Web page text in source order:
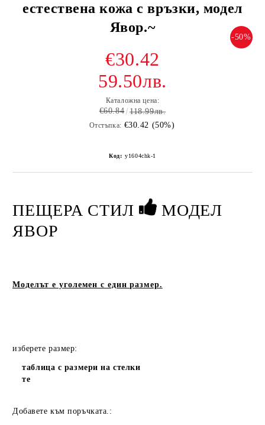
естествена кожа с връзки, модел
Явор.~
-50%
€30.42
59.50лв.
Каталожна цена:
€60.84 118.99лв.
Отстъпка: €30.42 (50%)
Код: y1604chk-1
ПЕЩЕРА СТИЛ
МОДЕЛ
ЯВОР
Моделът е уголемен с един размер.
изберете размер:
таблица с размери на стелки
те
Добавете към поръчката.: